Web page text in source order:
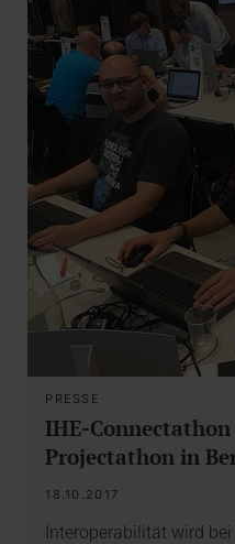
PRESSE
IHE-
Projectathon in
18.10.2017
Interoperabilität wird